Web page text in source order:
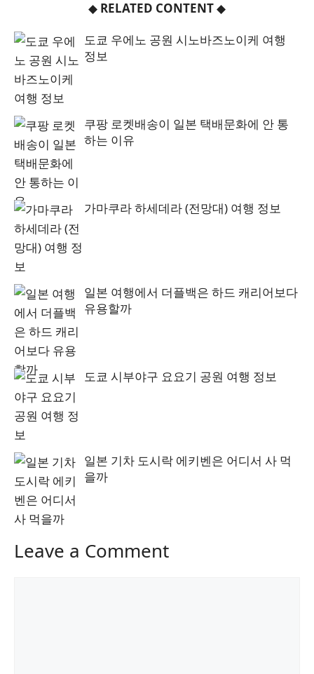
◆ RELATED CONTENT◆
도쿄 우에노 공원 시노바즈노이케 여행
정보
쿠팡 로켓배송이 일본 택배문화에 안 통
하는 이유
가마쿠라 하세데라 (전망대) 여행 정보
일본 여행에서 더플백은 하드 캐리어보다
유용할까
도쿄 시부야구 요요기 공원 여행 정보
일본 기차 도시락 에키벤은 어디서 사 먹
을까
Leave a Comment